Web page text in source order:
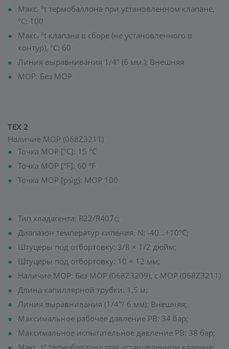
Макс. °t термобаллона при установленном клапане,
°C: 100
Макс. °t клапана в сборе (не установленного в
контур), °C: 60
Линия выравнивания 1/4" (6 мм.): Внешняя
MOP: Без MOP
TEX 2
Наличие MOP (068Z3211)
Точка MOP [°C]: 15 °C
Точка MOP [°F]: 60 °F
Точка MOP [psig]: MOP 100
Тип хладагента: R22/R407с;
Диапазон температур кипения: N: -40…+10°C;
Штуцеры под отбортовку: 3/8 × 1/2 дюйм;
Штуцеры под отбортовку: 10 × 12 мм;
Наличие MOP: Без МОР (068Z3209), с МОР (068Z3211)
Длина капиллярной трубки: 1,5 м;
Линия выравнивания (1/4"/ 6 мм): Внешняя;
Максимальное рабочее давление PB: 34 бар;
Максимальное испытательное давление PB: 38 бар;
Макс. t° термобаллона при установленном клапане: